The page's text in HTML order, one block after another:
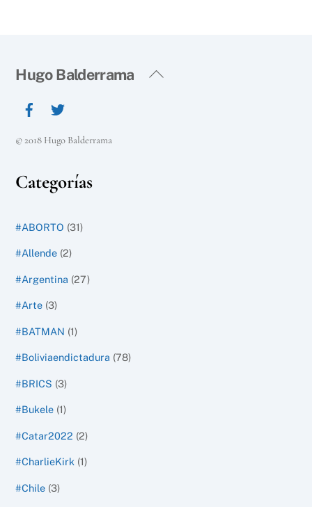
Back
Hugo Balderrama
© 2018 Hugo Balderrama
Categorías
#ABORTO (31)
#Allende (2)
#Argentina (27)
#Arte (3)
#BATMAN (1)
#Boliviaendictadura (78)
#BRICS (3)
#Bukele (1)
#Catar2022 (2)
#CharlieKirk (1)
#Chile (3)